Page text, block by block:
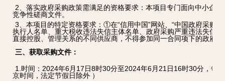
2、落实政府采购政策需满足的资格要求：本项目专门面向中小企
竞争性磋商文件。
3、本项目的特定资格要求：①在“信用中国”网站、“中国政府采购
执行人名单、重大税收违法失信主体名单、政府采购严重违法失信
直接控股、管理关系的不同供应商，不得参加同一合同项下的政府
三、获取采购文件：
1.时间：2024年6月17日8时30分至2024年6月21日16时30分，每
京时间，法定节假日除外 ）